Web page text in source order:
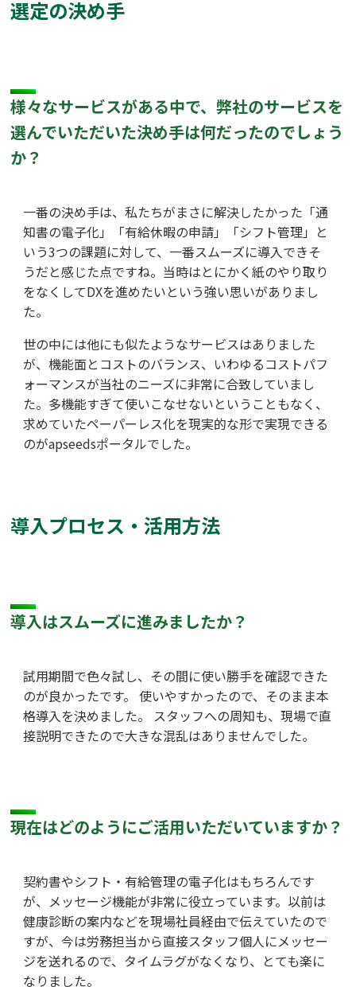
選定の決め手
様々なサービスがある中で、弊社のサービスを
選んでいただいた決め手は何だったのでしょう
か？
一番の決め手は、私たちがまさに解決したかった「通
知書の電子化」「有給休暇の申請」「シフト管理」と
いう3つの課題に対して、一番スムーズに導入できそ
うだと感じた点ですね。当時はとにかく紙のやり取り
をなくしてDXを進めたいという強い思いがありまし
た。
世の中には他にも似たようなサービスはありました
が、機能面とコストのバランス、いわゆるコストパフ
ォーマンスが当社のニーズに非常に合致していまし
た。多機能すぎて使いこなせないということもなく、
求めていたペーパーレス化を現実的な形で実現できる
のがapseedsポータルでした。
導入プロセス・活用方法
導入はスムーズに進みましたか？
試用期間で色々試し、その間に使い勝手を確認できた
のが良かったです。 使いやすかったので、そのまま本
格導入を決めました。 スタッフへの周知も、現場で直
接説明できたので大きな混乱はありませんでした。
現在はどのようにご活用いただいていますか？
契約書やシフト・有給管理の電子化はもちろんです
が、メッセージ機能が非常に役立っています。以前は
健康診断の案内などを現場社員経由で伝えていたので
すが、今は労務担当から直接スタッフ個人にメッセー
ジを送れるので、タイムラグがなくなり、とても楽に
なりました。